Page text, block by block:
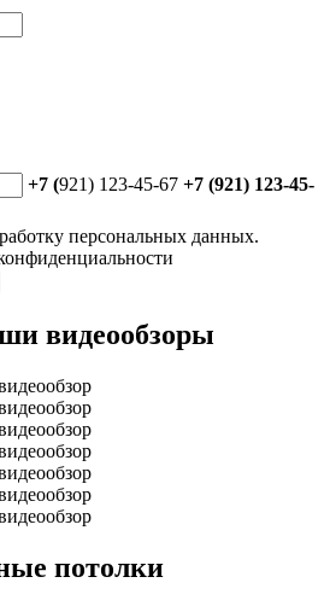
+7 (921) 123-45-67 +7 (921) 123-45-
персональных данных.
видеообзоры
потолки